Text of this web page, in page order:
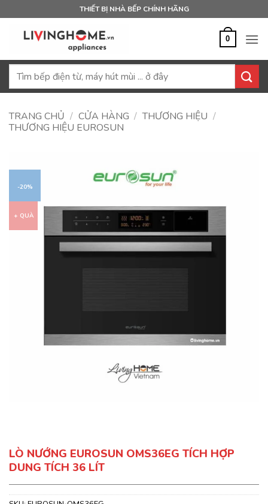
qua
THIẾT BỊ NHÀ BẾP CHÍNH HÃNG
0
Tìm
TRANG CHỦ / CỬA HÀNG / THƯƠNG HIỆU /
THƯƠNG HIỆU EUROSUN
-20%
+ QUÀ
LÒ NƯỚNG EUROSUN OMS36EG TÍCH HỢP
DUNG TÍCH 36 LÍT